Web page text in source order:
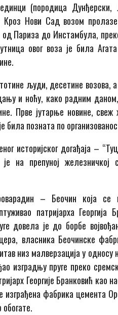
(породица Дунђерски,
Кроз Нови Сад возом
од Париза до Инстамбула,
овог воза је била
људи, десетине возова,
и ноћу, како радним
Прве јутарње новине,
била позната по
историјског догађаја –
на препуној железничкој
– Беочин која
патријарха Георгија
довела је до борбе
власника Беочинске
низ малверзација у односу
изградњу пруге преко
Георгије Бранковић као
фабрика цемента